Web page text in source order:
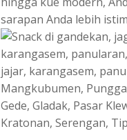
sarapan Anda lebih